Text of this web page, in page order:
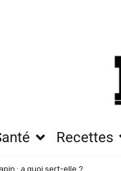
Recettes
: a quoi sert-elle ?